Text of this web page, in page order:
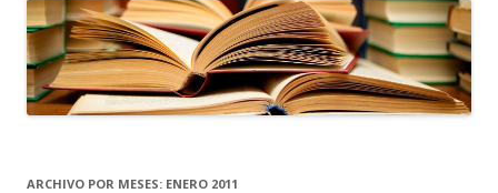
ARCHIVO POR MESES: ENERO 2011